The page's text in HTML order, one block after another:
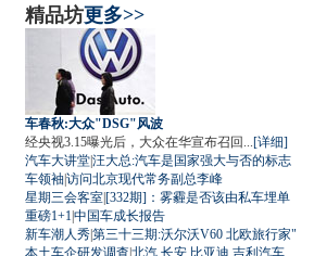
精品坊更多>>
车春秋:大众"DSG"风波
经央视3.15曝光后，大众在华宣布召回... [详细]
汽车大讲堂|汪大总:汽车是国家强大与否的标志
车领袖|访问北京现代常务副总李峰
星期三会客室|[332期]：雾霾是否该由私车埋单
重磅1+1 |中国车成长报告
新车潮人秀|第三十三期:沃尔沃V60 北欧旅行家"
本土车企研发调查|北汽 长安 比亚迪 吉利汽车